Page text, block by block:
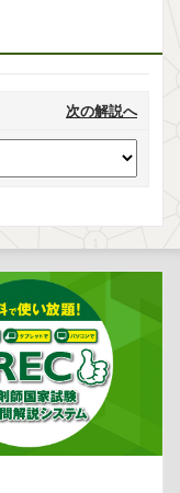
次の解説へ